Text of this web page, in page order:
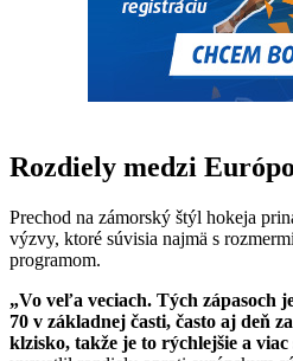
Rozdiely medzi
Prechod na zámorský štýl hokeja
výzvy, ktoré súvisia najmä s
programom.
„Vo veľa veciach. Tých zápasoch
70 v základnej časti, často aj deň
klzisko, takže je to rýchlejšie a